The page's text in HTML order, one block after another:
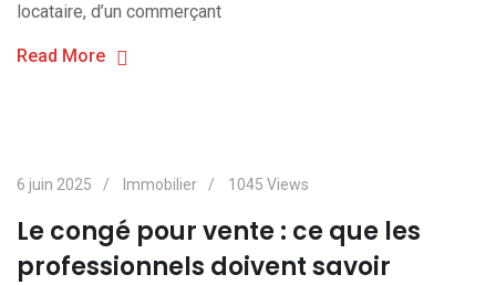
locataire, d’un commerçant
Read More
6 juin 2025 Immobilier 1045 Views
Le congé pour vente : ce que les
professionnels doivent savoir